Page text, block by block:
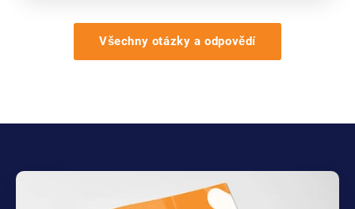
Všechny otázky a odpovědí